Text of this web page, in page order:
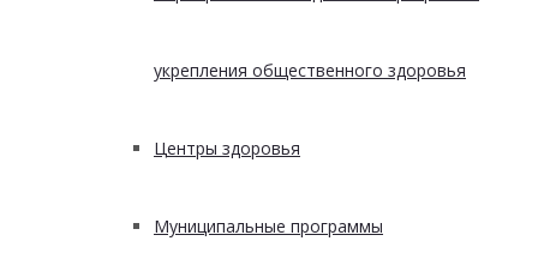
укрепления общественного здоровья
Центры здоровья
Муниципальные программы